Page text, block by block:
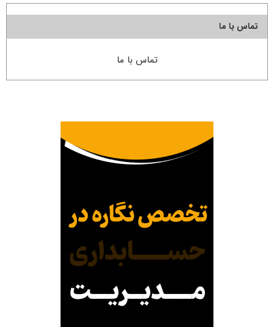
تماس با ما
تماس با ما